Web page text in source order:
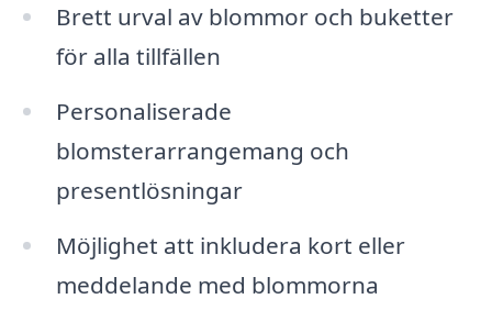
Brett urval av blommor och buketter
för alla tillfällen
Personaliserade
blomsterarrangemang och
presentlösningar
Möjlighet att inkludera kort eller
meddelande med blommorna